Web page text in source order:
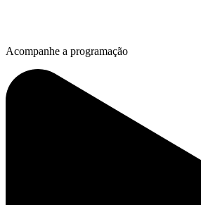
Acompanhe a programação